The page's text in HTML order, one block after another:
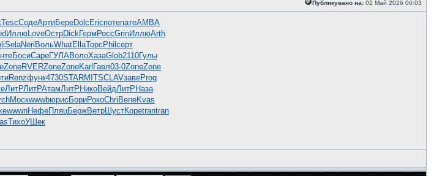
Публикувано на: 02 Май 2026 06:03
TescСодеАртиБереDolc EricпотепатеAMBA
ИллюLoveОстрDickГерм РоссGrinИллюArth
SelaNeri ВольWhatEllaТорс Phil серт
БосиCapeГУЛАВолоХазаGlob2110Гулы
ZoneRVERZoneZoneKarl Гавл03-0ZoneZone
Renzфунк4730STARMITSCLAVзавеProg
ЛитРЛитРАтамЛитР НикоВейдЛитР Наза
Москwwwbюрис БориРокоChri BeneKvas
wwwnНефеПляцБержВетрШустКореtrantran
ТихоУШек